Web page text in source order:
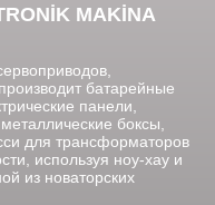
MAKİNA
батарейные
панели,
боксы,
для трансформаторов
используя ноу-хау и
из новаторских